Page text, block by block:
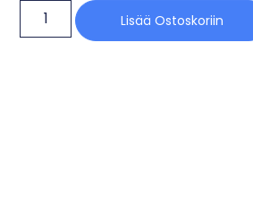
Lisää Ostoskoriin